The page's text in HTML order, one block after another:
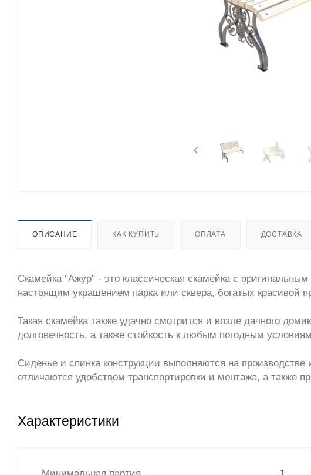
ОПИСАНИЕ КАК КУПИТЬ ОПЛАТА ДОСТАВКА
Скамейка "Ажур" - это классическая скамейка с
настоящим украшением парка или сквера, богатых красивой
Такая скамейка также удачно смотрится и возле дачного
долговечность, а также стойкость к любым погодным
Сиденье и спинка конструкции выполняются на
отличаются удобством транспортировки и монтажа, а также
Характеристики